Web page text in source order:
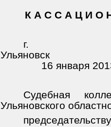
К А С С А Ц И О
г.
Ульяновск
16 января
Судебная
Ульяновского